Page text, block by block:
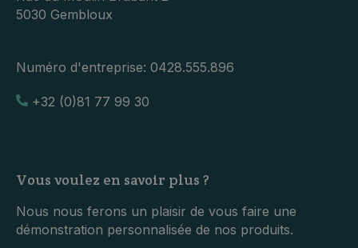
5030 Gembloux
Numéro d'entreprise: 0428.555.896
+32 (0)81 77 99 30
Vous voulez en savoir plus ?
Nous nous ferons un plaisir de vous faire une
démonstration personnalisée de nos produits.